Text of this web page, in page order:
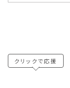
クリックで応援